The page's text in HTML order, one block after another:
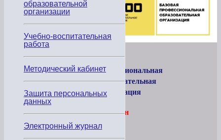
Базовая
профессиональная
образовательная
организация
(Телефон
горячей
линии
образовательной
организации
Учебно-воспитательная
работа
Методический кабинет
Защита персональных
данных
Электронный журнал